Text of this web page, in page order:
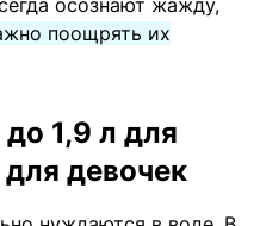
поощрять их
1,9 л для
девочек